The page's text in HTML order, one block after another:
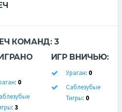
КОМАНД:3
: 0
:3
ИГР ВНИЧЬЮ:
Ураган: 0
Саблезубые
Тигры: 0